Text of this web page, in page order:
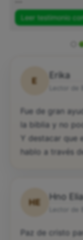
Leer testimonio
E
Erika
Fue de gran
la biblia y no
Y destacar que
hablo a través
HE
Hno
Paz de cristo